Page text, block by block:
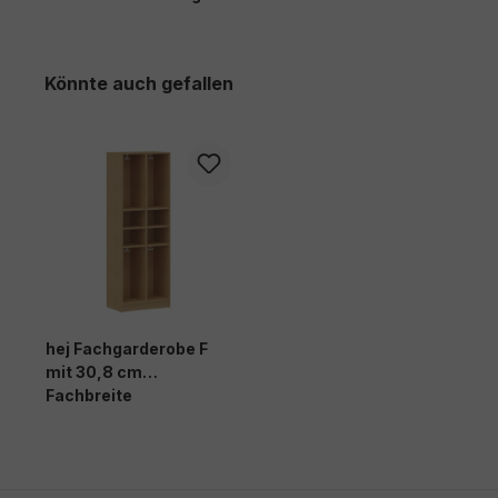
Produktgalerie überspringen
Könnte auch gefallen
hej Fachgarderobe F
mit 30,8 cm
Fachbreite